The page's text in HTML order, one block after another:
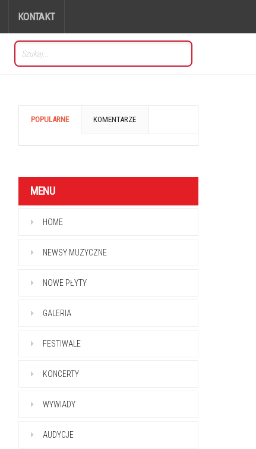
KONTAKT
POPULARNE KOMENTARZE
MENU
HOME
NEWSY MUZYCZNE
NOWE PŁYTY
GALERIA
FESTIWALE
KONCERTY
WYWIADY
AUDYCJE